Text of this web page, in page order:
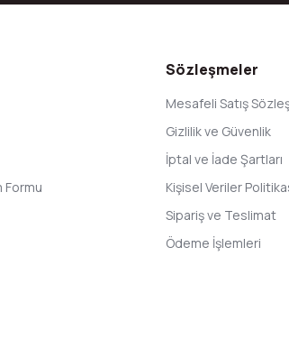
Formu
Sözleşmeler
Mesafeli Satış
Gizlilik ve Güvenlik
İptal ve İade Şartları
Kişisel Veriler
Sipariş ve Teslimat
Ödeme İşlemleri